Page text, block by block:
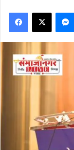
email
Facebook
X